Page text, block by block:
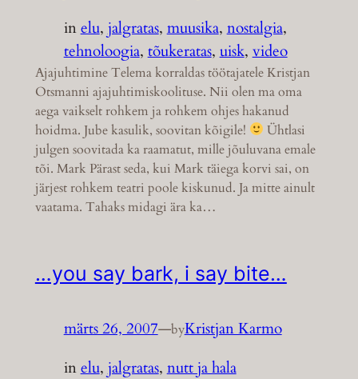
inelu, jalgratas, muusika, nostalgia
tehnoloogia, tõukeratas, uisk, video
Ajajuhtimine Telema korraldas töötajatele Kristjan
Otsmanni ajajuhtimiskoolituse. Nii olen ma oma
aega vaikselt rohkem ja rohkem ohjes hakanud
hoidma. Jube kasulik, soovitan kõigile!
Ühtlasi
julgen soovitada ka raamatut, mille jõuluvana emale
tõi. Mark Pärast seda, kui Mark täiega korvi sai, on
järjest rohkem teatri poole kiskunud. Ja mitte ainult
vaatama. Tahaks midagi ära ka…
…you say bark, i say bite…
märts 26, 2007—byKristjan Karmo
inelu, jalgratas, nutt ja hala